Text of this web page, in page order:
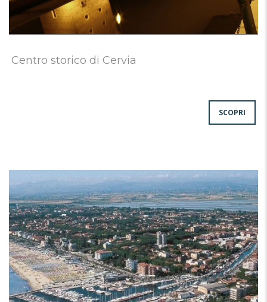
Centro storico di Cervia
SCOPRI